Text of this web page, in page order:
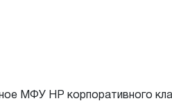
МФУ HP корпоративного